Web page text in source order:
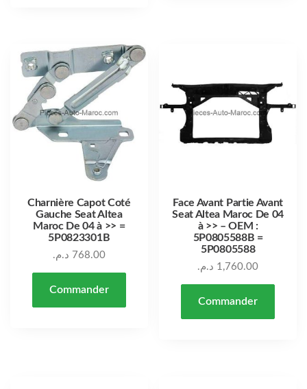
Charnière Capot Coté
Gauche Seat Altea
Maroc De 04 à >> =
5P0823301B
768.00 د.م.
Commander
Face Avant Partie Avant
Seat Altea Maroc De 04
à >> – OEM :
5P0805588B =
5P0805588
1,760.00 د.م.
Commander